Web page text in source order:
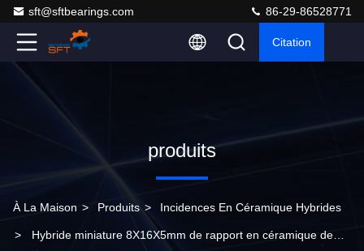
sft@sftbearings.com 86-29-86528771
Citation
produits
À La Maison > Produits > Incidences En Céramique Hybrides
> Hybride miniature 8X16X5mm de rapport en céramique de